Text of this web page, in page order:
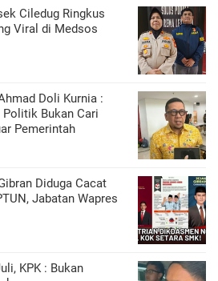
Ciledug Ringkus
Viral di Medsos
Doli Kurnia :
Politik Bukan Cari
Pemerintah
Diduga Cacat
Jabatan Wapres
KPK : Bukan